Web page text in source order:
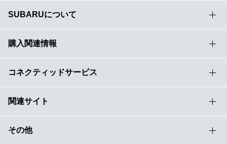
SUBARUについて
購入関連情報
コネクティッドサービス
関連サイト
その他